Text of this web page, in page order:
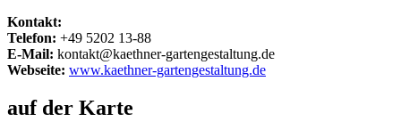
Kontakt:
Telefon: +49 5202 13-88
E-Mail: kontakt@kaethner-gartengestaltung.de
Webseite: www.kaethner-gartengestaltung.de
auf der Karte